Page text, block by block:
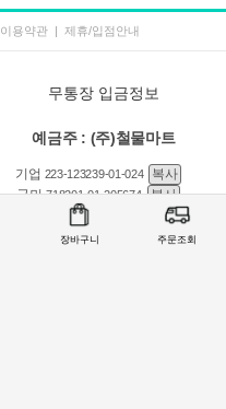
장바구니 주문조회
이용약관 | 제휴/입점안내
무통장 입금정보
예금주 : (주)철물마트
기업 223-123239-01-024
복사
국민718201-01-205674
복사
301-0168-3882-11 복사